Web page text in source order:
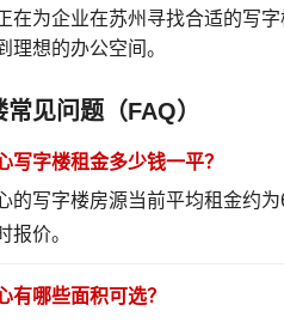
在为企业在苏州寻找合适的写
理想的办公空间。
见问题（FAQ）
写字楼租金多少钱一平？
的写字楼房源当前平均租金约
报价。
有哪些面积可选？